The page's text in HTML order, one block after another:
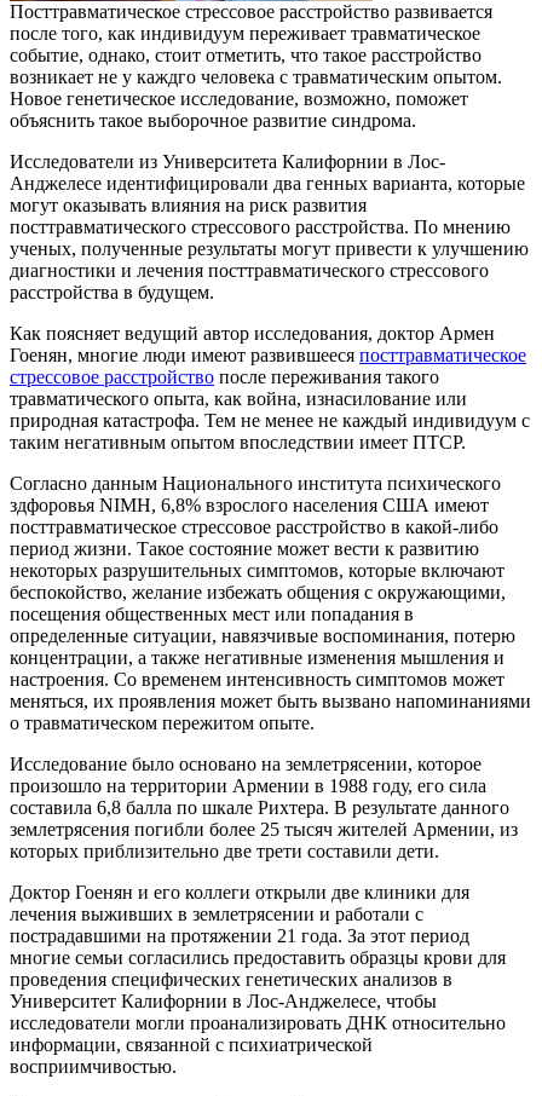
Посттравматическое стрессовое расстройство развивается
после того, как индивидуум переживает травматическое
событие, однако, стоит отметить, что такое расстройство
возникает не у каждго человека с травматическим опытом.
Новое генетическое исследование, возможно, поможет
объяснить такое выборочное развитие синдрома.
Исследователи из Университета Калифорнии в Лос-
Анджелесе идентифицировали два генных варианта, которые
могут оказывать влияния на риск развития
посттравматического стрессового расстройства. По мнению
ученых, полученные результаты могут привести к улучшению
диагностики и лечения посттравматического стрессового
расстройства в будущем.
Как поясняет ведущий автор исследования, доктор Армен
Гоенян, многие люди имеют развившееся посттравматическое
стрессовое расстройство после переживания такого
травматического опыта, как война, изнасилование или
природная катастрофа. Тем не менее не каждый индивидуум с
таким негативным опытом впоследствии имеет ПТСР.
Согласно данным Национального института психического
здфоровья NIMH, 6,8% взрослого населения США имеют
посттравматическое стрессовое расстройство в какой-либо
период жизни. Такое состояние может вести к развитию
некоторых разрушительных симптомов, которые включают
беспокойство, желание избежать общения с окружающими,
посещения общественных мест или попадания в
определенные ситуации, навязчивые воспоминания, потерю
концентрации, а также негативные изменения мышления и
настроения. Со временем интенсивность симптомов может
меняться, их проявления может быть вызвано напоминаниями
о травматическом пережитом опыте.
Исследование было основано на землетрясении, которое
произошло на территории Армении в 1988 году, его сила
составила 6,8 балла по шкале Рихтера. В результате данного
землетрясения погибли более 25 тысяч жителей Армении, из
которых приблизительно две трети составили дети.
Доктор Гоенян и его коллеги открыли две клиники для
лечения выживших в землетрясении и работали с
пострадавшими на протяжении 21 года. За этот период
многие семьи согласились предоставить образцы крови для
проведения специфических генетических анализов в
Университет Калифорнии в Лос-Анджелесе, чтобы
исследователи могли проанализировать ДНК относительно
информации, связанной с психиатрической
восприимчивостью.